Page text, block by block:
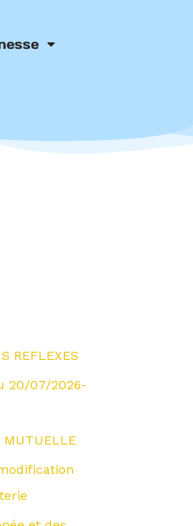
REFLEXES
20/07/2026-
MUTUELLE